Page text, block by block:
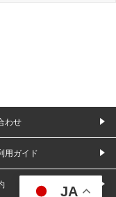
JA
わせ
用ガイド